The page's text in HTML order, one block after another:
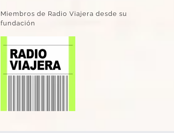
Miembros de Radio Viajera desde su
fundación